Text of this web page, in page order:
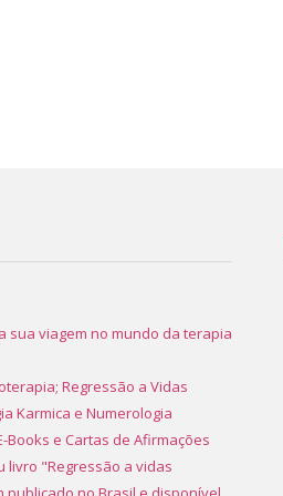
sua viagem no mundo da terapia
Regressão a Vidas
Karmica e Numerologia
Books e Cartas de Afirmações
livro "Regressão a vidas